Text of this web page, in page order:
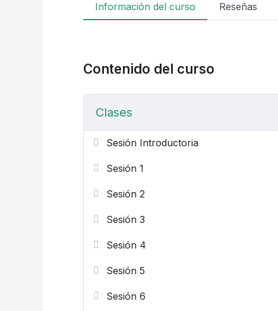
Información del curso Reseñas
Contenido del curso
Clases
Sesión Introductoria
Sesión 1
Sesión 2
Sesión 3
Sesión 4
Sesión 5
Sesión 6